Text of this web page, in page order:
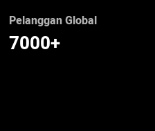
Pelanggan Global
7000+